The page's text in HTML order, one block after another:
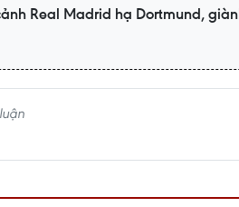
Real Madrid hạ Dortmund,